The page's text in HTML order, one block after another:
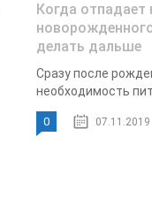
Когда отпадает
делать дальше
Сразу после
необходимость
0 07.11.2019